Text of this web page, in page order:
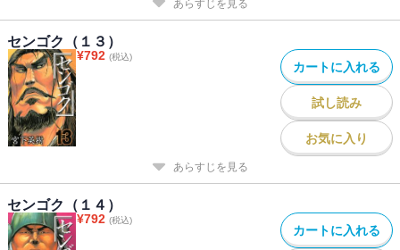
あらすじを見る
センゴク（１３）
¥792 (税込)
カートに入れる
試し読み
お気に入り
あらすじを見る
センゴク（１４）
¥792 (税込)
カートに入れる